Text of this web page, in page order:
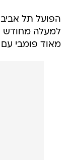
הפועל תל
למעלה מחודש
מאוד פומבי